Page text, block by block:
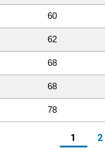
60
62
68
68
78
1 2